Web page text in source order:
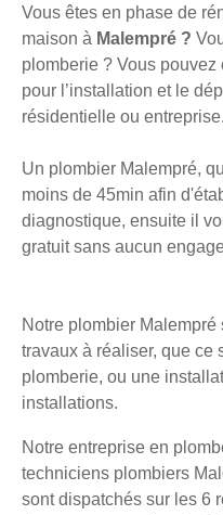
Vous êtes en phase de
maison à Malempré ?
plomberie ? Vous
pour l’installation et le
résidentielle ou entreprise.
Un plombier Malempré,
moins de 45min afin
diagnostique, ensuite il
gratuit sans aucun
Notre plombier
travaux à réaliser, que ce
plomberie, ou une
installations.
Notre entreprise en
techniciens plombiers
sont dispatchés sur les 6